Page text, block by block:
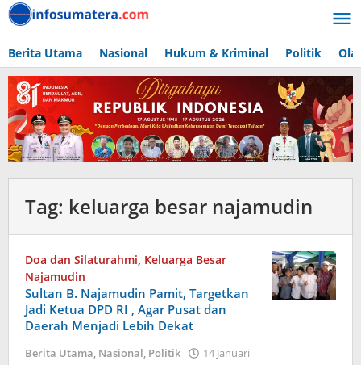
Lewati
ke
Berita Utama Nasional Hukum & Kriminal Politik
Tag: keluarga besar najamudin
Doa dan Silaturahmi, Keluarga Besar
Najamudin
Sultan B. Najamudin Pamit, Targetkan
Jadi Ketua DPD RI , Agar Pusat dan
Daerah Menjadi Lebih Dekat
Berita Utama, Nasional, Politik
14 Januari